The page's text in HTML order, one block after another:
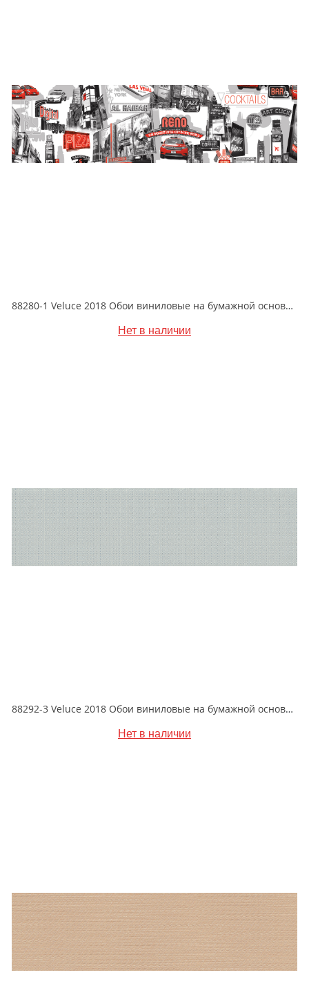
88280-1 Veluce 2018 Обои виниловые на бумажной основе 1.06*15.6
Нет в наличии
88292-3 Veluce 2018 Обои виниловые на бумажной основе 1.06*15.6
Нет в наличии